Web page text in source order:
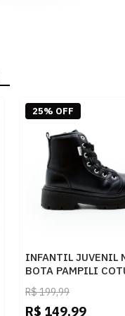
INFANTIL JUVENIL
BOTA PAMPILI
681050000
R$199,99
R$ 149,99
25% OFF